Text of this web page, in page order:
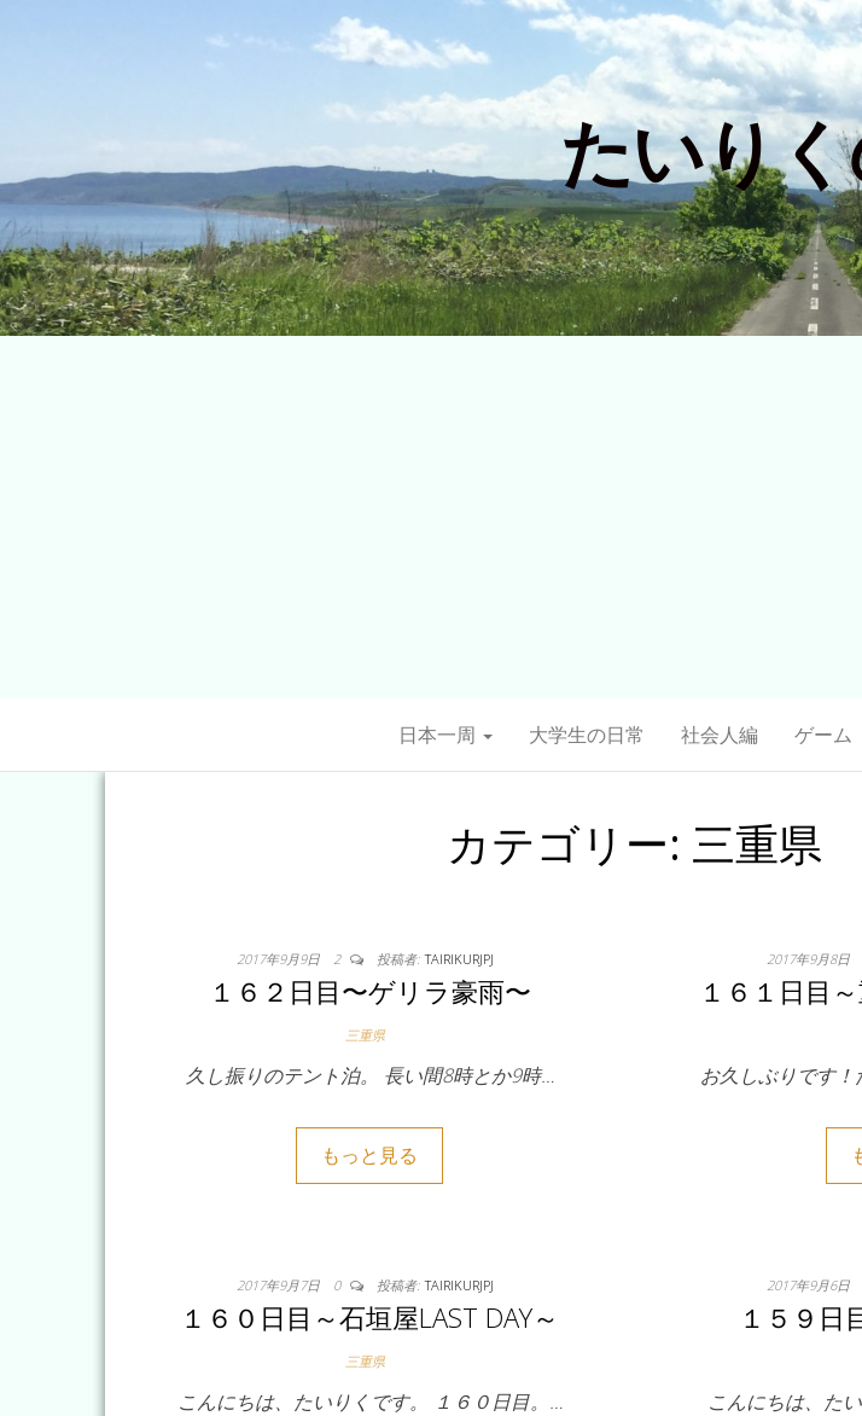
たいり
日本一周 大学生の日常 社会人編 ゲーム
カテゴリー: 三重県
2017年9月9日 2 投稿者: TAIRIKURJPJ
１６２日目〜ゲリラ豪雨〜
三重県
久し振りのテント泊。 長い間8時とか9時…
もっと見る
2017年9月8日
１６１日目
お久しぶりです
2017年9月7日 0 投稿者: TAIRIKURJPJ
１６０日目～石垣屋LAST DAY～
三重県
こんにちは、たいりくです。 １６０日目。…
2017年9月6日
１５９日
こんにちは、た